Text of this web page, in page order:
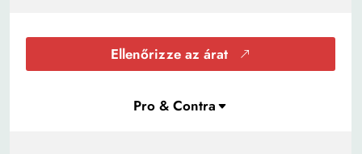
Ellenőrizze az árat